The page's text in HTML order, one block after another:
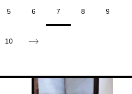
5 6 7 8 9
10